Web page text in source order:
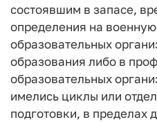
состоявшим в запасе,
определения на
образовательных
образования либо в
образовательных
имелись циклы или
подготовки, в пределах